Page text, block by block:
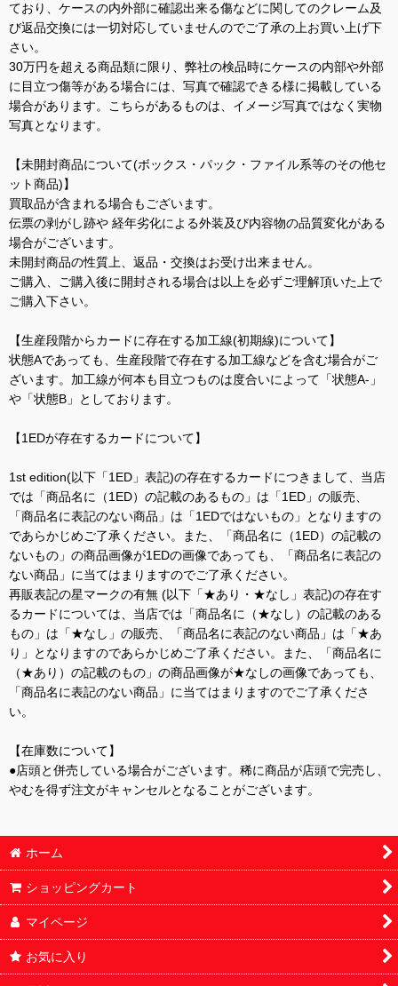
ており、ケースの内外部に確認出来る傷などに関してのクレーム及
び返品交換には一切対応していませんのでご了承の上お買い上げ下
さい。
30万円を超える商品類に限り、弊社の検品時にケースの内部や外部
に目立つ傷等がある場合には、写真で確認できる様に掲載している
場合があります。こちらがあるものは、イメージ写真ではなく実物
写真となります。
【未開封商品について(ボックス・パック・ファイル系等のその他セ
ット商品)】
買取品が含まれる場合もございます。
伝票の剥がし跡や 経年劣化による外装及び内容物の品質変化がある
場合がございます。
未開封商品の性質上、返品・交換はお受け出来ません。
ご購入、ご購入後に開封される場合は以上を必ずご理解頂いた上で
ご購入下さい。
【生産段階からカードに存在する加工線(初期線)について】
状態Aであっても、生産段階で存在する加工線などを含む場合がご
ざいます。加工線が何本も目立つものは度合いによって「状態A-」
や「状態B」としております。
【1EDが存在するカードについて】
1st edition(以下「1ED」表記)の存在するカードにつきまして、当店
では「商品名に（1ED）の記載のあるもの」は「1ED」の販売、
「商品名に表記のない商品」は「1EDではないもの」となりますの
であらかじめご了承ください。また、「商品名に（1ED）の記載の
ないもの」の商品画像が1EDの画像であっても、「商品名に表記の
ない商品」に当てはまりますのでご了承ください。
再販表記の星マークの有無 (以下「★あり・★なし」表記)の存在す
るカードについては、当店では「商品名に（★なし）の記載のある
もの」は「★なし」の販売、「商品名に表記のない商品」は「★あ
り」となりますのであらかじめご了承ください。また、「商品名に
（★あり）の記載のもの」の商品画像が★なしの画像であっても、
「商品名に表記のない商品」に当てはまりますのでご了承くださ
い。
【在庫数について】
●店頭と併売している場合がございます。稀に商品が店頭で完売し、
やむを得ず注文がキャンセルとなることがございます。
ホーム
ショッピングカート
マイページ
お気に入り